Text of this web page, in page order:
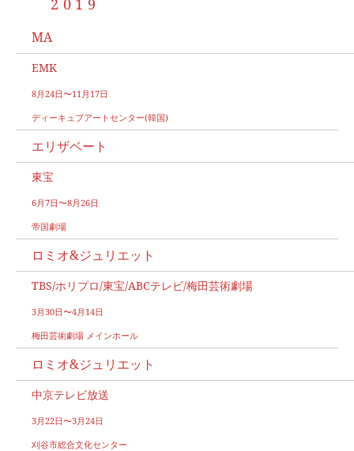
2019
MA
EMK
8月24日〜11月17日
ディーキュブアートセンター(韓国)
エリザベート
東宝
6月7日〜8月26日
帝国劇場
ロミオ&ジュリエット
TBS/ホリプロ/東宝/ABCテレビ/梅田芸術劇場
3月30日〜4月14日
梅田芸術劇場 メインホール
ロミオ&ジュリエット
中京テレビ放送
3月22日〜3月24日
刈谷市総合文化センター